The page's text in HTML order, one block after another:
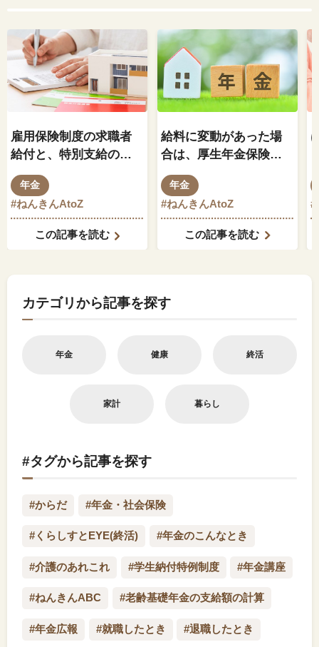
雇用保険制度の求職者
給付と、特別支給の老
齢厚生年金の関係はど
のようになっているの
でしょうか？
年金
#ねんきんAtoZ
この記事を読む
給料に変動があった場
合は、厚生年金保険料
もそれに伴って変動し
ますか？
年金
#ねんきんAtoZ
この記事を読む
#
カテゴリから記事を探す
年金 健康 終活
家計 暮らし
#タグから記事を探す
#からだ #年金・社会保険
#くらしすとEYE(終活) #年金のこんなとき
#介護のあれこれ #学生納付特例制度 #年金講座
#ねんきんABC #老齢基礎年金の支給額の計算
#年金広報 #就職したとき #退職したとき